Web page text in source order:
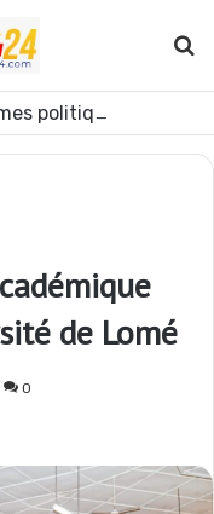
politiques
de Lomé
0